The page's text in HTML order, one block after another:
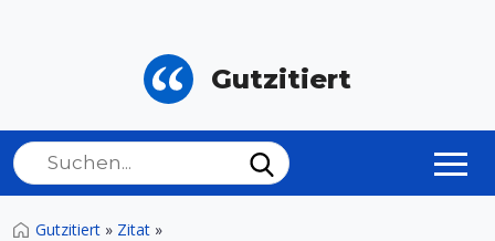
Gutzitiert
Gutzitiert » Zitat »